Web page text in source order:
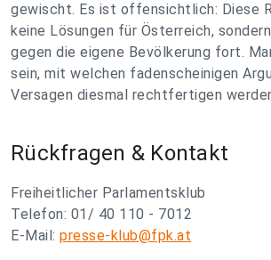
gewischt. Es ist offensichtlich: Diese
keine Lösungen für Österreich,
gegen die eigene Bevölkerung fort.
sein, mit welchen fadenscheinigen
Versagen diesmal rechtfertigen
Rückfragen & Kontakt
Freiheitlicher Parlamentsklub
Telefon: 01/ 40 110 - 7012
E-Mail: presse-klub@fpk.at